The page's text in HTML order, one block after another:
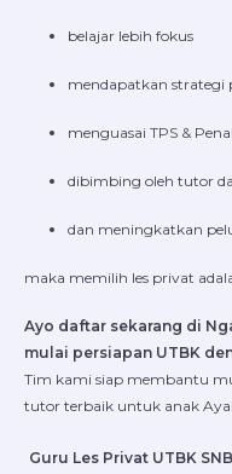
belajar lebih fokus
mendapatkan strategi
menguasai TPS &
dibimbing oleh tutor
dan meningkatkan
maka memilih les privat
Ayo daftar sekarang di
mulai persiapan UTBK
Tim kami siap membantu
tutor terbaik untuk anak
Guru Les Privat UTBK